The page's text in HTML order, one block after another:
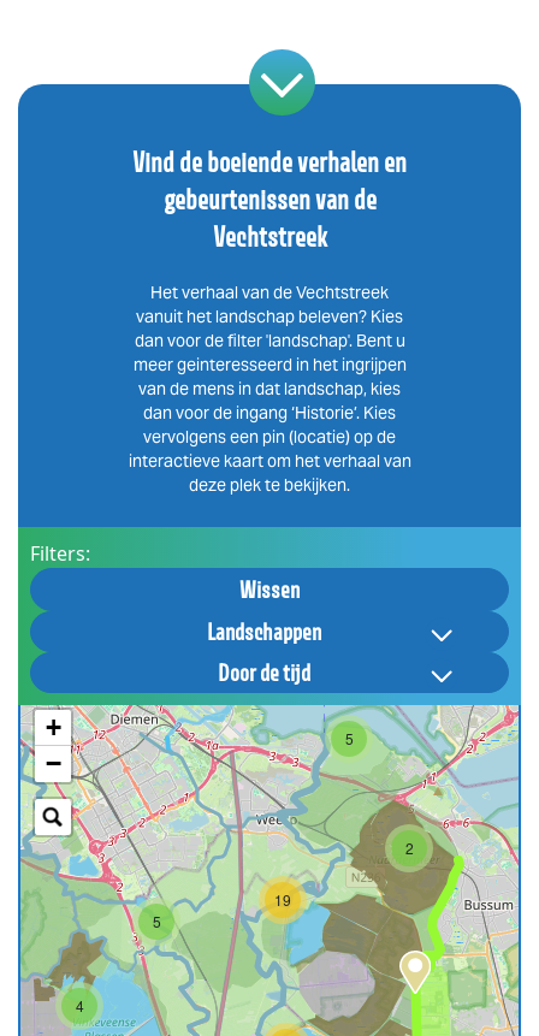
Vind de boeiende verhalen en
gebeurtenissen van de
Vechtstreek
Het verhaal van de Vechtstreek
vanuit het landschap beleven? Kies
dan voor de filter 'landschap'. Bent u
meer geinteresseerd in het ingrijpen
van de mens in dat landschap, kies
dan voor de ingang ‘Historie’. Kies
vervolgens een pin (locatie) op de
interactieve kaart om het verhaal van
deze plek te bekijken.
Filters:
Landschappen
Door de tijd
Wissen
2
5
19
4
5
+
−